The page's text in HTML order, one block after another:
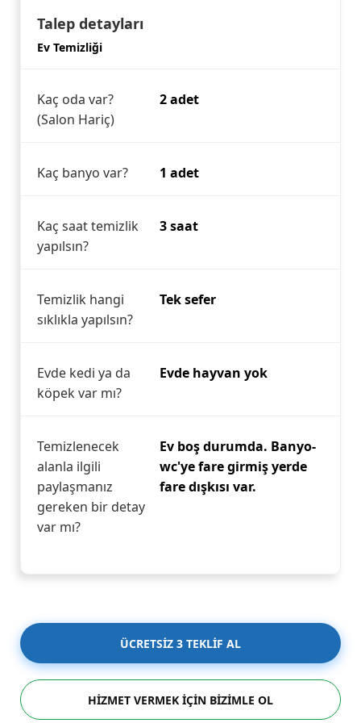
Talep detayları
Ev Temizliği
Kaç oda var?
(Salon Hariç)
2 adet
Kaç banyo var? 1 adet
Kaç saat temizlik
yapılsın?
3 saat
Temizlik hangi
sıklıkla yapılsın?
Tek sefer
Evde kedi ya da
köpek var mı?
Evde hayvan yok
Temizlenecek
alanla ilgili
paylaşmanız
gereken bir detay
var mı?
Ev boş durumda. Banyo-
wc'ye fare girmiş yerde
fare dışkısı var.
ÜCRETSİZ 3 TEKLİF AL
HİZMET VERMEK İÇİN BİZİMLE OL